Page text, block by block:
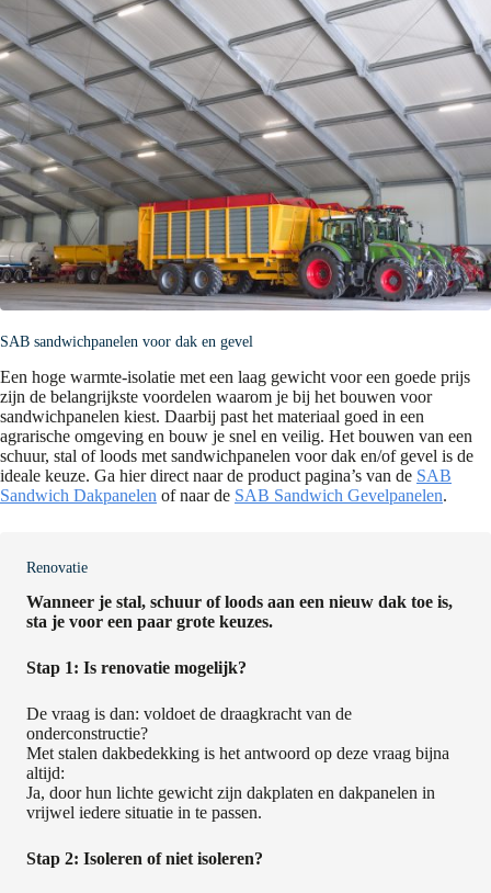
SAB sandwichpanelen voor dak en gevel
Een hoge warmte-isolatie met een laag gewicht voor een goede prijs
zijn de belangrijkste voordelen waarom je bij het bouwen voor
sandwichpanelen kiest. Daarbij past het materiaal goed in een
agrarische omgeving en bouw je snel en veilig. Het bouwen van een
schuur, stal of loods met sandwichpanelen voor dak en/of gevel is de
ideale keuze. Ga hier direct naar de product pagina’s van de SAB
Sandwich Dakpanelen of naar de SAB Sandwich Gevelpanelen.
Renovatie
Wanneer je stal, schuur of loods aan een nieuw dak toe is,
sta je voor een paar grote keuzes.
Stap 1: Is renovatie mogelijk?
De vraag is dan: voldoet de draagkracht van de
onderconstructie?
Met stalen dakbedekking is het antwoord op deze vraag bijna
altijd:
Ja, door hun lichte gewicht zijn dakplaten en dakpanelen in
vrijwel iedere situatie in te passen.
Stap 2: Isoleren of niet isoleren?